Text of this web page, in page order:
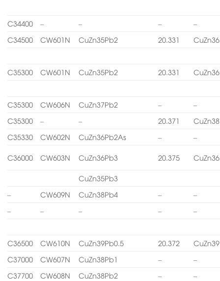
C34400 – – –
–
C34500
CW601N CuZn35Pb2 20.331
C35300 CW601N CuZn35Pb2 20.331
C35300 CW606N CuZn37Pb2 –
–
C35300
– – 20.371
C35330
CW602N CuZn36Pb2As – –
C36000 CW603N CuZn36Pb3 20.375
CuZn35Pb3
–
CW609N CuZn38Pb4 –
–
–
– – – –
C36500 CW610N CuZn39Pb0.5 20.372
C37000
CW607N CuZn38Pb1 –
–
C37700
CW608N CuZn38Pb2 –
–